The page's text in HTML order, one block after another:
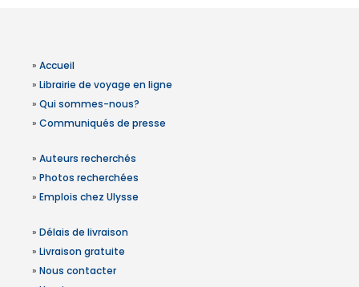
» Accueil
» Librairie de voyage en ligne
» Qui sommes-nous?
» Communiqués de presse
» Auteurs recherchés
» Photos recherchées
» Emplois chez Ulysse
» Délais de livraison
» Livraison gratuite
» Nous contacter